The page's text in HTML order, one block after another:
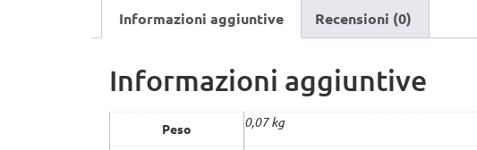
Informazioni aggiuntive Recensioni (0)
Informazioni aggiuntive
Peso 0,07 kg